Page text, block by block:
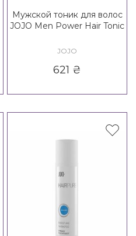
Мужской тоник для волос
JOJO Men Power Hair Tonic
JOJO
621 ₴